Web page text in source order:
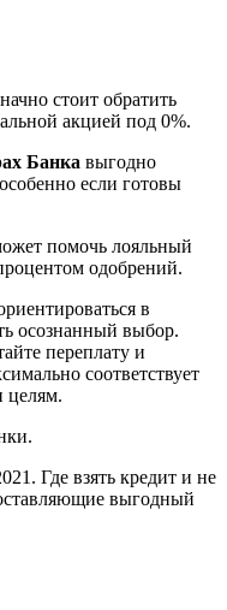
стоит обратить
акцией под 0%.
Банка выгодно
если готовы
помочь лояльный
одобрений.
в
осознанный выбор.
переплату и
соответствует
целям.
Где взять кредит и не
выгодный